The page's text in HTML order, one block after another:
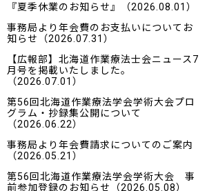
『夏季休業のお知らせ』
（2026.08.01）
事務局より年会費のお支払いについてお
知らせ
（2026.07.31）
【広報部】北海道作業療法士会ニュース7
月号を掲載いたしました。
（2026.07.01）
第56回北海道作業療法学会学術大会プロ
グラム・抄録集公開について
（2026.06.22）
事務局より年会費請求についてのご案内
（2026.05.21）
第56回北海道作業療法学会学術大会 事
前参加登録のお知らせ
（2026.05.08）